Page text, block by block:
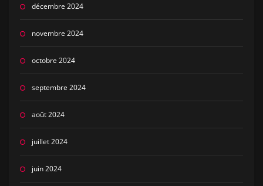
décembre 2024
novembre 2024
octobre 2024
septembre 2024
août 2024
juillet 2024
juin 2024